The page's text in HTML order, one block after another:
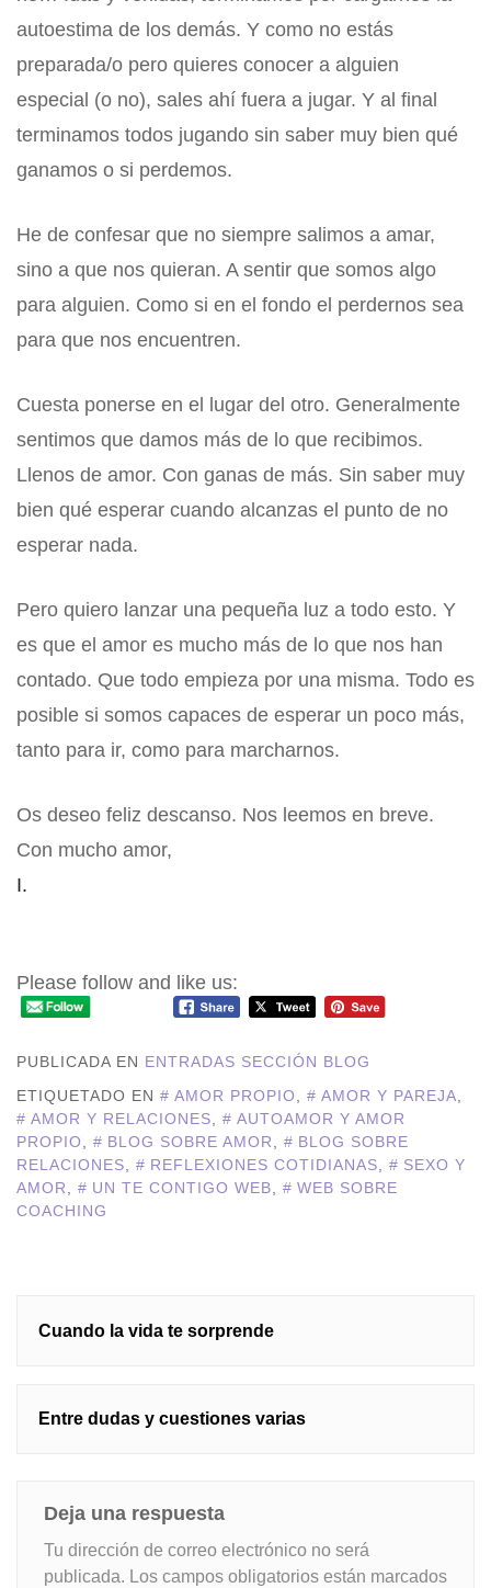
autoestima de los demás. Y como no estás
preparada/o pero quieres conocer a alguien
especial (o no), sales ahí fuera a jugar. Y al final
terminamos todos jugando sin saber muy bien qué
ganamos o si perdemos.
He de confesar que no siempre salimos a amar,
sino a que nos quieran. A sentir que somos algo
para alguien. Como si en el fondo el perdernos sea
para que nos encuentren.
Cuesta ponerse en el lugar del otro. Generalmente
sentimos que damos más de lo que recibimos.
Llenos de amor. Con ganas de más. Sin saber muy
bien qué esperar cuando alcanzas el punto de no
esperar nada.
Pero quiero lanzar una pequeña luz a todo esto. Y
es que el amor es mucho más de lo que nos han
contado. Que todo empieza por una misma. Todo es
posible si somos capaces de esperar un poco más,
tanto para ir, como para marcharnos.
Os deseo feliz descanso. Nos leemos en breve.
Con mucho amor,
I.
Please follow and like us:
PUBLICADA EN ENTRADAS SECCIÓN BLOG
ETIQUETADO EN
AMOR PROPIO, AMOR Y PAREJA,
AMOR Y RELACIONES,
AUTOAMOR Y AMOR
PROPIO, BLOG SOBRE AMOR,
BLOG SOBRE
RELACIONES, REFLEXIONES COTIDIANAS,
SEXO Y
AMOR, UN TE CONTIGO WEB,
WEB SOBRE
COACHING
Cuando la vida te sorprende
Entre dudas y cuestiones varias
Deja una respuesta
Tu dirección de correo electrónico no será
publicada. Los campos obligatorios están marcados